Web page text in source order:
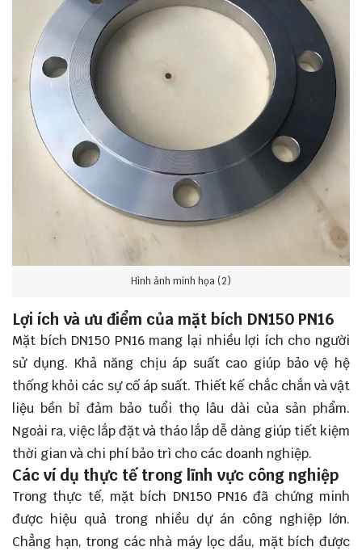
Hình ảnh minh họa (2)
Lợi ích và ưu điểm của mặt bích DN150 PN16
Mặt bích DN150 PN16 mang lại nhiều lợi ích cho người
sử dụng. Khả năng chịu áp suất cao giúp bảo vệ hệ
thống khỏi các sự cố áp suất. Thiết kế chắc chắn và vật
liệu bền bỉ đảm bảo tuổi thọ lâu dài của sản phẩm.
Ngoài ra, việc lắp đặt và tháo lắp dễ dàng giúp tiết kiệm
thời gian và chi phí bảo trì cho các doanh nghiệp.
Các ví dụ thực tế trong lĩnh vực công nghiệp
Trong thực tế, mặt bích DN150 PN16 đã chứng minh
được hiệu quả trong nhiều dự án công nghiệp lớn.
Chẳng hạn, trong các nhà máy lọc dầu, mặt bích được